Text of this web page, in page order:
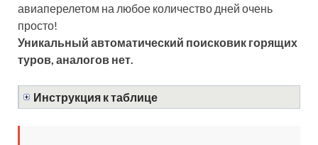
авиаперелетом на любое количество дней очень
просто!
Уникальный автоматический поисковик горящих
туров, аналогов нет.
Инструкция к таблице